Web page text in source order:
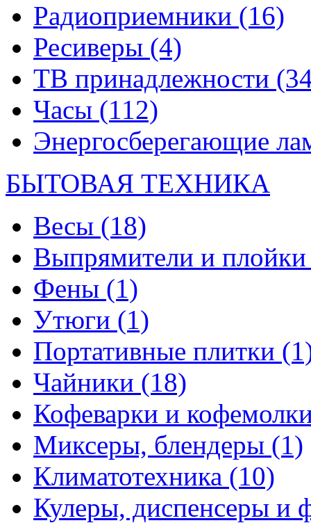
Радиоприемники (16)
Ресиверы (4)
ТВ принадлежности
Часы (112)
Энергосберегающие
БЫТОВАЯ ТЕХНИКА
Весы (18)
Выпрямители и
Фены (1)
Утюги (1)
Портативные плитки
Чайники (18)
Кофеварки и
Миксеры, блендеры (1)
Климатотехника (10)
Кулеры, диспенсеры и